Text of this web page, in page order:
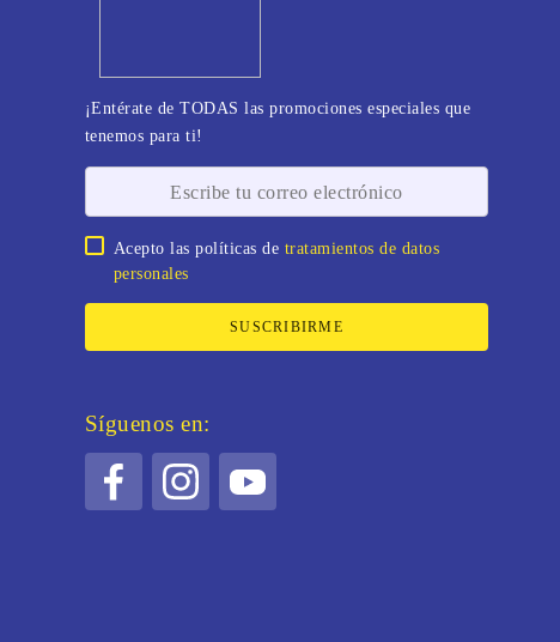
¡Entérate de TODAS las promociones especiales que
tenemos para ti!
Acepto las políticas de tratamientos de datos
personales
SUSCRIBIRME
Síguenos en: